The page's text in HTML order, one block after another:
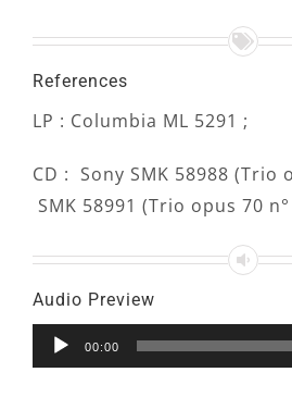
References
LP : Columbia ML 5291 ;
CD : Sony SMK 58988 (Trio
SMK 58991 (Trio opus 70 n°
Audio Preview
Lecteur
audio
00:00